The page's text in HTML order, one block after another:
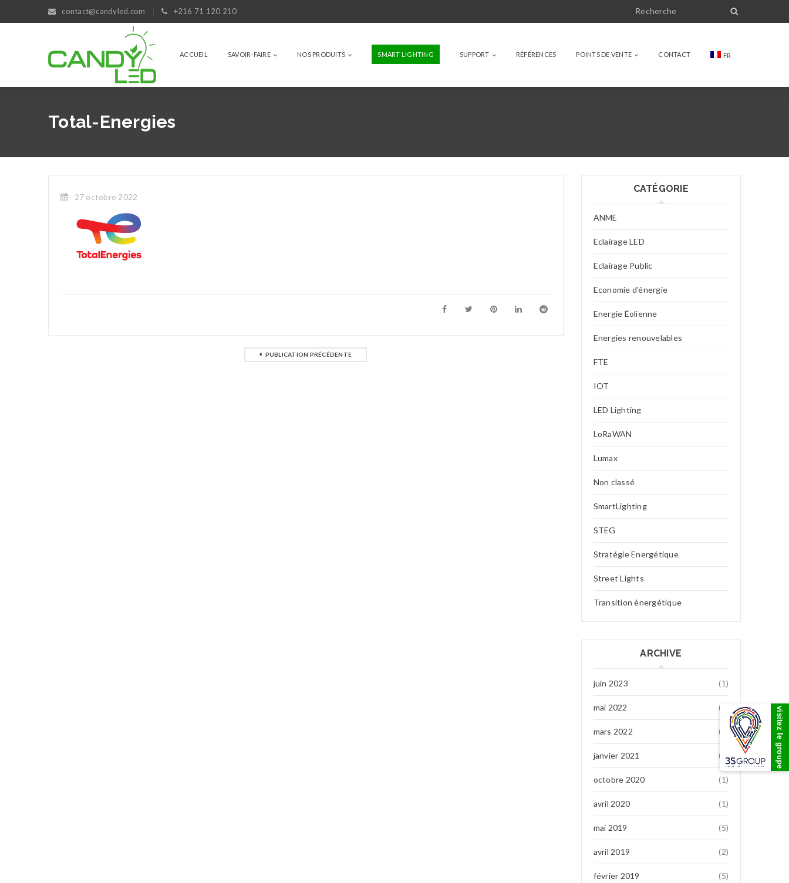
contact@candyled.com +216 71 120 210
ACCUEIL SAVOIR-FAIRE NOS PRODUITS SMART LIGHTING SUPPORT RÉFÉRENCES POINTS DE VENTE CONTACT FR
Total-Energies
27 octobre 2022
PUBLICATION PRÉCÉDENTE
CATÉGORIE
ANME
Eclairage LED
Eclairage Public
Economie d'énergie
Energie Éolienne
Energies renouvelables
FTE
IOT
LED Lighting
LoRaWAN
Lumax
Non classé
SmartLighting
STEG
Stratégie Energétique
Street Lights
Transition énergétique
ARCHIVE
juin 2023 (1)
mai 2022 (7)
mars 2022 (1)
janvier 2021 (1)
octobre 2020 (1)
avril 2020 (1)
mai 2019 (5)
avril 2019 (2)
février 2019 (5)
visitez le groupe